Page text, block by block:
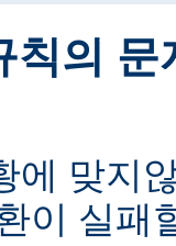
칙의
에 맞지
이 실패